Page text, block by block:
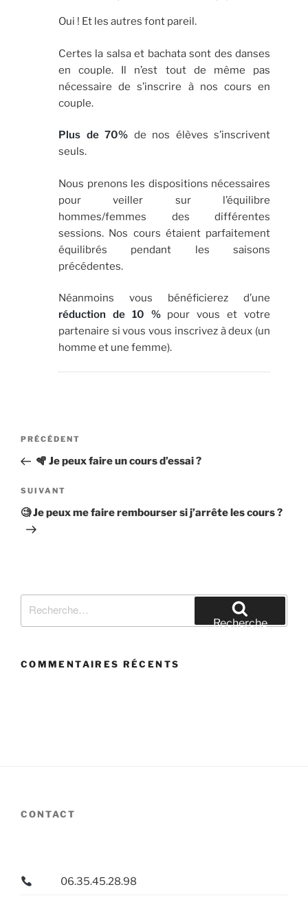
Oui ! Et les autres font pareil.
Certes la salsa et bachata sont des danses
en couple. Il n’est tout de même pas
nécessaire de s’inscrire à nos cours en
couple.
Plus de 70% de nos élèves s’inscrivent
seuls.
Nous prenons les dispositions nécessaires
pour veiller sur l’équilibre
hommes/femmes des différentes
sessions. Nos cours étaient parfaitement
équilibrés pendant les saisons
précédentes.
Néanmoins vous bénéficierez d’une
réduction de 10 %pour vous et votre
partenaire si vous vous inscrivez à deux (un
homme et une femme).
Navigation
l’article
Article
précédent
PRÉCÉDENT
🪇 Je peux faire un cours d’essai ?
Article
suivant
SUIVANT
🧐 Je peux me faire rembourser si j’arrête les cours ?
Recherche
COMMENTAIRES RÉCENTS
CONTACT
06.35.45.28.98